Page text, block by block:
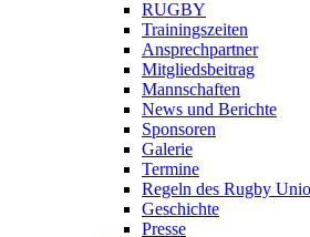
RUGBY
Trainingszeiten
Ansprechpartner
Mitgliedsbeitrag
Mannschaften
News und Berichte
Sponsoren
Galerie
Termine
Regeln des Rugby
Geschichte
Presse